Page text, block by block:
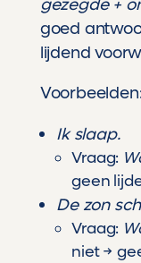
gezegde +
goed
lijdend
Ik slaap.
Vraag:
geen
De zon
Vraag:
niet →